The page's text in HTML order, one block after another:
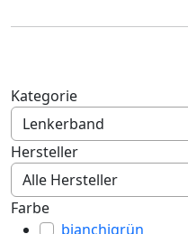
Kategorie
Hersteller
Farbe
bianchigrün